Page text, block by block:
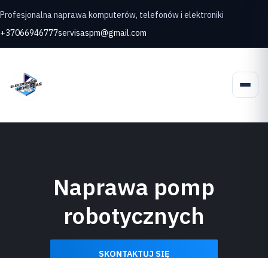
Profesjonalna naprawa komputerów, telefonów i elektroniki
+37066946777servisaspm@gmail.com
Naprawa pomp
robotycznych
SKONTAKTUJ SIĘ